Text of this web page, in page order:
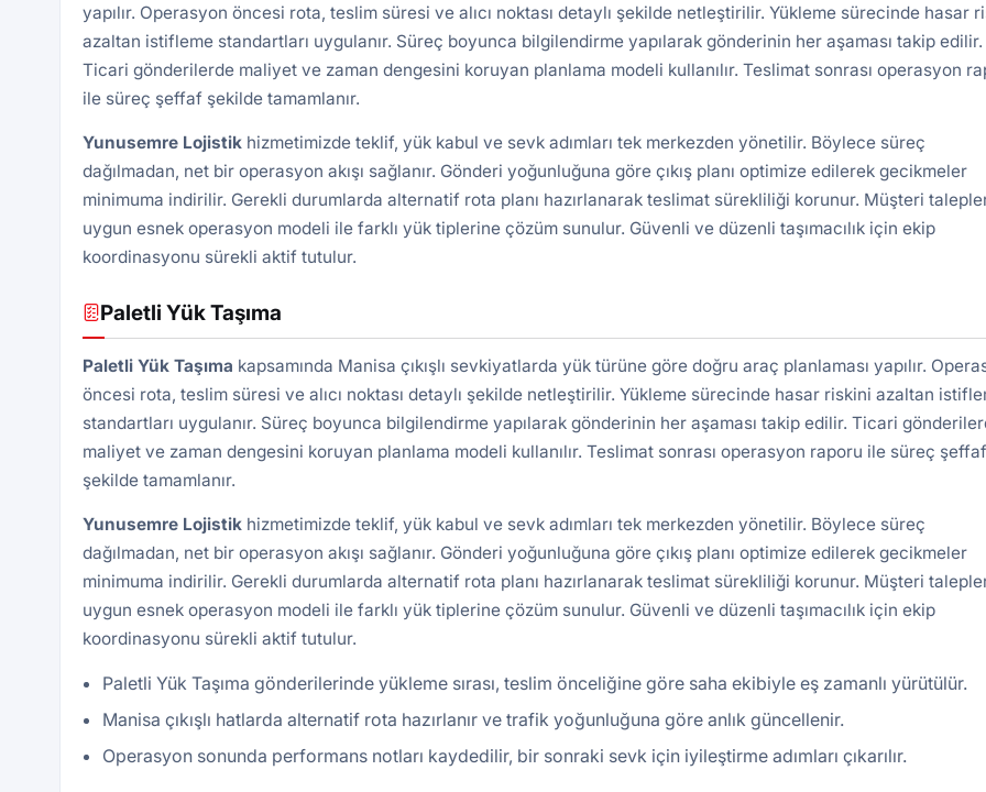
yapılır. Operasyon öncesi rota, teslim süresi ve alıcı noktası detaylı şekilde netleştirilir. Yükleme sürecinde hasar
azaltan istifleme standartları uygulanır. Süreç boyunca bilgilendirme yapılarak gönderinin her aşaması takip edilir.
Ticari gönderilerde maliyet ve zaman dengesini koruyan planlama modeli kullanılır. Teslimat sonrası operasyon
ile süreç şeffaf şekilde tamamlanır.
Yunusemre Lojistikhizmetimizde teklif, yük kabul ve sevk adımları tek merkezden yönetilir. Böylece süreç
dağılmadan, net bir operasyon akışı sağlanır. Gönderi yoğunluğuna göre çıkış planı optimize edilerek gecikmeler
minimuma indirilir. Gerekli durumlarda alternatif rota planı hazırlanarak teslimat sürekliliği korunur. Müşteri
uygun esnek operasyon modeli ile farklı yük tiplerine çözüm sunulur. Güvenli ve düzenli taşımacılık için ekip
koordinasyonu sürekli aktif tutulur.
Paletli Yük Taşıma
Paletli YükTaşıma kapsamında Manisa çıkışlı sevkiyatlarda yük türüne göre doğru araç planlaması yapılır.
öncesi rota, teslim süresi ve alıcı noktası detaylı şekilde netleştirilir. Yükleme sürecinde hasar riskini azaltan
standartları uygulanır. Süreç boyunca bilgilendirme yapılarak gönderinin her aşaması takip edilir. Ticari
maliyet ve zaman dengesini koruyan planlama modeli kullanılır. Teslimat sonrası operasyon raporu ile süreç şeffaf
şekilde tamamlanır.
Yunusemre Lojistikhizmetimizde teklif, yük kabul ve sevk adımları tek merkezden yönetilir. Böylece süreç
dağılmadan, net bir operasyon akışı sağlanır. Gönderi yoğunluğuna göre çıkış planı optimize edilerek gecikmeler
minimuma indirilir. Gerekli durumlarda alternatif rota planı hazırlanarak teslimat sürekliliği korunur. Müşteri
uygun esnek operasyon modeli ile farklı yük tiplerine çözüm sunulur. Güvenli ve düzenli taşımacılık için ekip
koordinasyonu sürekli aktif tutulur.
Paletli Yük Taşıma gönderilerinde yükleme sırası, teslim önceliğine göre saha ekibiyle eş zamanlı yürütülür.
Manisa çıkışlı hatlarda alternatif rota hazırlanır ve trafik yoğunluğuna göre anlık güncellenir.
Operasyon sonunda performans notları kaydedilir, bir sonraki sevk için iyileştirme adımları çıkarılır.